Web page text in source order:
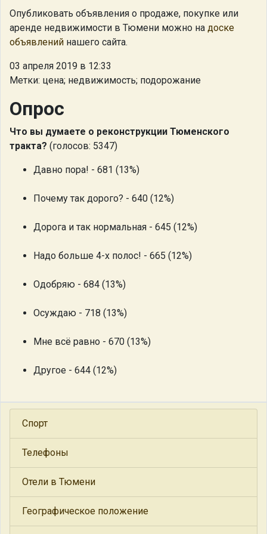
Опубликовать объявления о продаже, покупке или
аренде недвижимости в Тюмени можно на доске
объявлений нашего сайта.
03 апреля 2019 в 12:33
Метки: цена; недвижимость; подорожание
Опрос
Что вы думаете о реконструкции Тюменского
тракта? (голосов: 5347)
Давно пора! - 681 (13%)
Почему так дорого? - 640 (12%)
Дорога и так нормальная - 645 (12%)
Надо больше 4-х полос! - 665 (12%)
Одобряю - 684 (13%)
Осуждаю - 718 (13%)
Мне всё равно - 670 (13%)
Другое - 644 (12%)
Спорт
Телефоны
Отели в Тюмени
Географическое положение